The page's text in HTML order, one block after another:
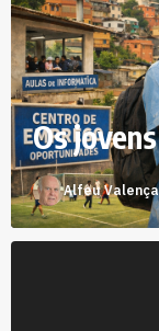
Os
Alfeu Valença